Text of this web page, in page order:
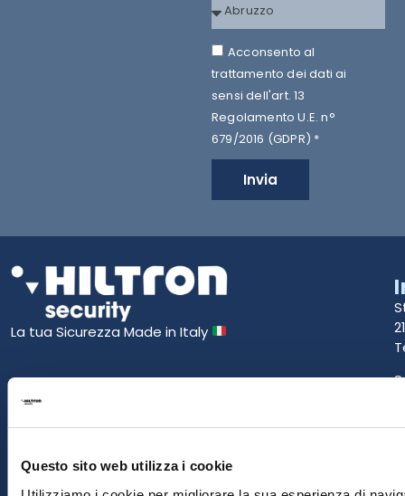
Questo sito web utilizza i cookie
Acconsento al
trattamento dei dati ai
sensi dell'art. 13
Regolamento U.E. n°
679/2016 (GDPR) *
Invia
La tua Sicurezza Made in Italy